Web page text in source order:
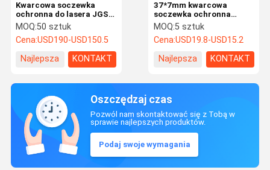
Kwarcowa soczewka
ochronna do lasera JGS1
1064nmAR 20 * 1 mm do
maszyny laserowej
MOQ:50 sztuk
Cena:USD190-USD150.5
Najlepsza
KONTAKT
37*7mm kwarcowa
soczewka ochronna
1064nmAR 6KW Fiber
Laser do głowicy
laserowej BM114S
MOQ:5 sztuk
Cena:USD19.8-USD15.2
Najlepsza
KONTAKT
Oszczędzaj czas
Pozwól nam skontaktować się z Tobą w
sprawie najlepszych produktów.
Podaj swoje wymagania